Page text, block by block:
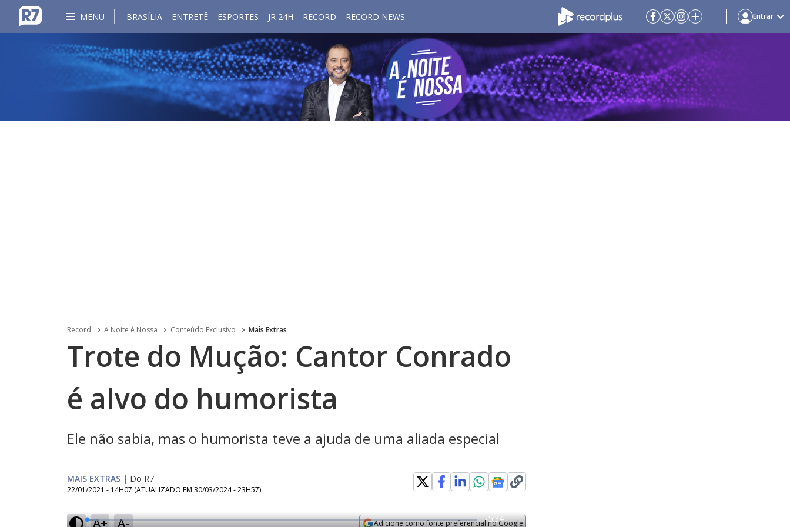
MENU BRASÍLIA ENTRETÊ ESPORTES JR 24H RECORD RECORD NEWS Entrar
Record A Noite é Nossa Conteúdo Exclusivo Mais Extras
Trote do Mução: Cantor Conrado
é alvo do humorista
Ele não sabia, mas o humorista teve a ajuda de uma aliada especial
MAIS EXTRAS | Do R7
22/01/2021 - 14H07 (ATUALIZADO EM 30/03/2024 - 23H57)
A+ A- Adicione como fonte preferencial no Google
L
R
-5:34